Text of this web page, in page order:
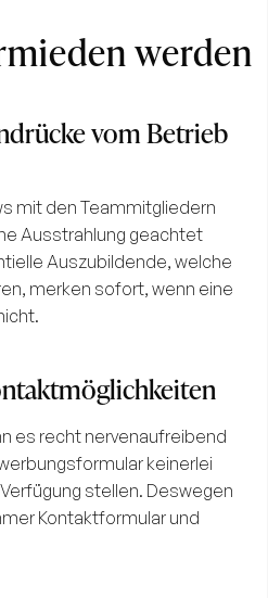
werden
vom Betrieb
mit den Teammitgliedern
Ausstrahlung geachtet
Auszubildende, welche
merken sofort, wenn eine
es recht nervenaufreibend
keinerlei
stellen. Deswegen
Kontaktformular und